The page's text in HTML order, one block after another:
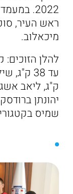
2022.
ראש העיר,
מיכאלוב.
להלן הזוכים:
שמיס בקטגוריית